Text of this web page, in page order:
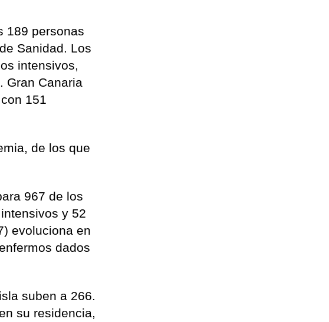
189 personas
Sanidad. Los
intensivos,
Gran Canaria
151
de los que
967 de los
y 52
evoluciona en
dados
suben a 266.
su residencia,